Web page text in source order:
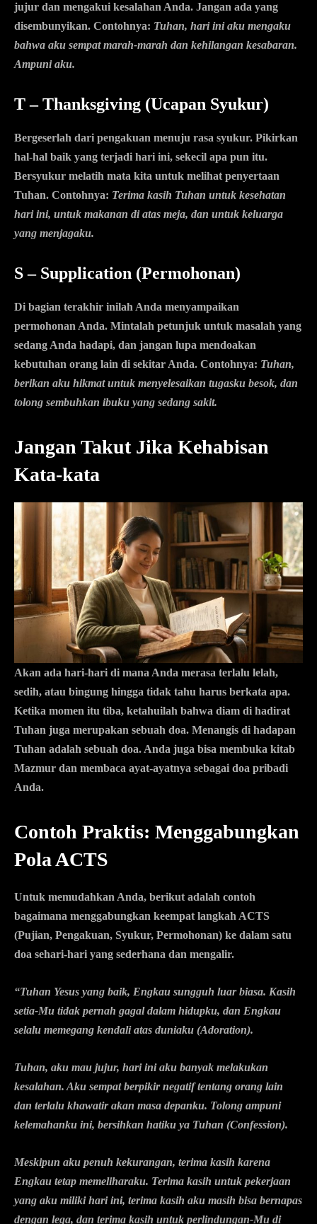
jujur dan mengakui kesalahan Anda. Jangan ada yang
disembunyikan. Contohnya: Tuhan, hari ini aku mengaku
bahwa aku sempat marah-marah dan kehilangan kesabaran.
Ampuni aku.
T – Thanksgiving (Ucapan Syukur)
Bergeserlah dari pengakuan menuju rasa syukur. Pikirkan
hal-hal baik yang terjadi hari ini, sekecil apa pun itu.
Bersyukur melatih mata kita untuk melihat penyertaan
Tuhan. Contohnya: Terima kasih Tuhan untuk kesehatan
hari ini, untuk makanan di atas meja, dan untuk keluarga
yang menjagaku.
S – Supplication (Permohonan)
Di bagian terakhir inilah Anda menyampaikan
permohonan Anda. Mintalah petunjuk untuk masalah yang
sedang Anda hadapi, dan jangan lupa mendoakan
kebutuhan orang lain di sekitar Anda. Contohnya: Tuhan,
berikan aku hikmat untuk menyelesaikan tugasku besok, dan
tolong sembuhkan ibuku yang sedang sakit.
Jangan Takut Jika Kehabisan
Kata-kata
Akan ada hari-hari di mana Anda merasa terlalu lelah,
sedih, atau bingung hingga tidak tahu harus berkata apa.
Ketika momen itu tiba, ketahuilah bahwa diam di hadirat
Tuhan juga merupakan sebuah doa. Menangis di hadapan
Tuhan adalah sebuah doa. Anda juga bisa membuka kitab
Mazmur dan membaca ayat-ayatnya sebagai doa pribadi
Anda.
Contoh Praktis: Menggabungkan
Pola ACTS
Untuk memudahkan Anda, berikut adalah contoh
bagaimana menggabungkan keempat langkah ACTS
(Pujian, Pengakuan, Syukur, Permohonan) ke dalam satu
doa sehari-hari yang sederhana dan mengalir.
“Tuhan Yesus yang baik, Engkau sungguh luar biasa. Kasih
setia-Mu tidak pernah gagal dalam hidupku, dan Engkau
selalu memegang kendali atas duniaku (Adoration).
Tuhan, aku mau jujur, hari ini aku banyak melakukan
kesalahan. Aku sempat berpikir negatif tentang orang lain
dan terlalu khawatir akan masa depanku. Tolong ampuni
kelemahanku ini, bersihkan hatiku ya Tuhan (Confession).
Meskipun aku penuh kekurangan, terima kasih karena
Engkau tetap memeliharaku. Terima kasih untuk pekerjaan
yang aku miliki hari ini, terima kasih aku masih bisa bernapas
dengan lega, dan terima kasih untuk perlindungan-Mu di